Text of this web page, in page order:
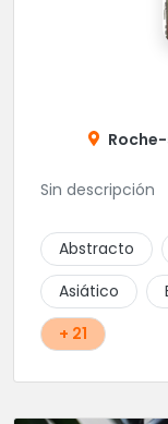
Sin descripción
Abstracto
Asiático
+ 21